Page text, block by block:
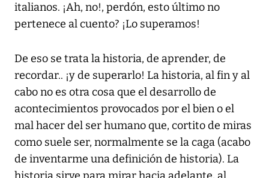
italianos. ¡Ah, no!, perdón, esto último no
pertenece al cuento? ¡Lo superamos!
De eso se trata la historia, de aprender, de
recordar.. ¡y de superarlo! La historia, al fin y al
cabo no es otra cosa que el desarrollo de
acontecimientos provocados por el bien o el
mal hacer del ser humano que, cortito de miras
como suele ser, normalmente se la caga (acabo
de inventarme una definición de historia). La